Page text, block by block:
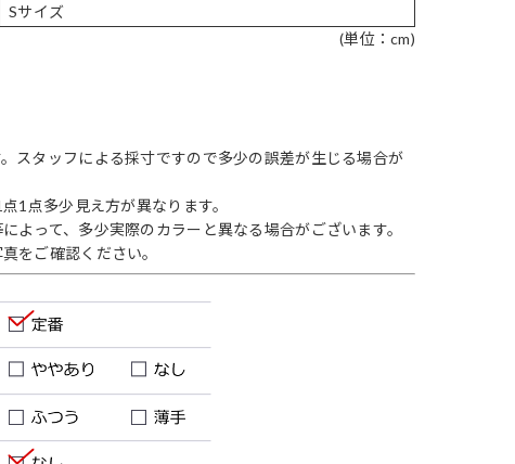
Sサイズ
(単位：cm)
スタッフによる採寸ですので多少の誤差が生じる場合が
1点多少見え方が異なります。
よって、多少実際のカラーと異なる場合がございます。
をご確認ください。